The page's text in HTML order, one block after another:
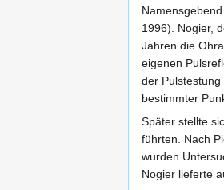
1996). Nogier,
Jahren die
eigenen
der
bestimmter
Später stellte
führten. Nach
wurden
Nogier lieferte